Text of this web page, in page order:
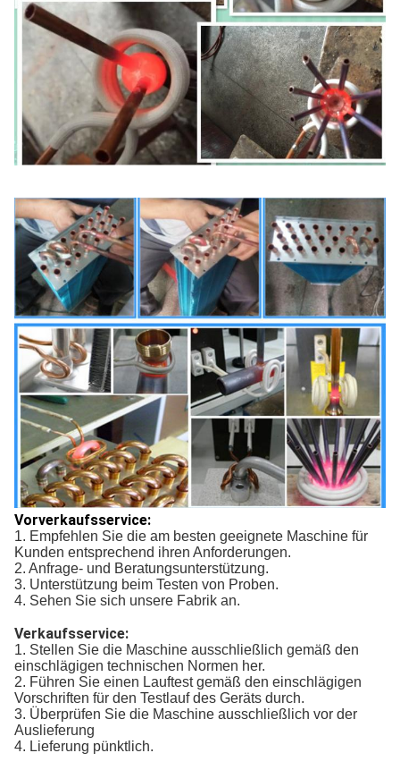
Vorverkaufsservice:
1. Empfehlen Sie die am besten geeignete Maschine für
Kunden entsprechend ihren Anforderungen.
2. Anfrage- und Beratungsunterstützung.
3. Unterstützung beim Testen von Proben.
4. Sehen Sie sich unsere Fabrik an.
Verkaufsservice:
1. Stellen Sie die Maschine ausschließlich gemäß den
einschlägigen technischen Normen her.
2. Führen Sie einen Lauftest gemäß den einschlägigen
Vorschriften für den Testlauf des Geräts durch.
3. Überprüfen Sie die Maschine ausschließlich vor der
Auslieferung
4. Lieferung pünktlich.